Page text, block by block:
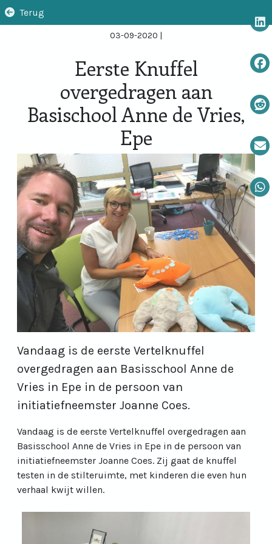
Terug
03-09-2020 |
Eerste Knuffel
overgedragen aan
Basischool Anne de Vries,
Epe
Vandaag is de eerste Vertelknuffel
overgedragen aan Basisschool Anne de
Vries in Epe in de persoon van
initiatiefneemster Joanne Coes.
Vandaag is de eerste Vertelknuffel overgedragen aan
Basisschool Anne de Vries in Epe in de persoon van
initiatiefneemster Joanne Coes. Zij gaat de knuffel
testen in de stilteruimte, met kinderen die even hun
verhaal kwijt willen.